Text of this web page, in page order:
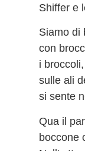
Shiffer e
Siamo di
con
i
sulle ali
si sente
Qua il
boccone